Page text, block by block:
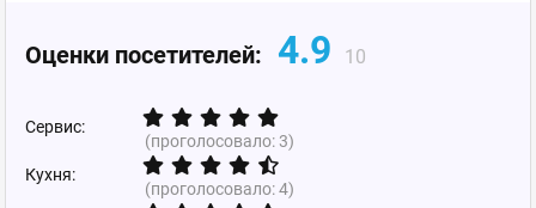
Оценки посетителей: 4.9 10
Сервис:
(проголосовало:3)
Кухня:
(проголосовало:4)